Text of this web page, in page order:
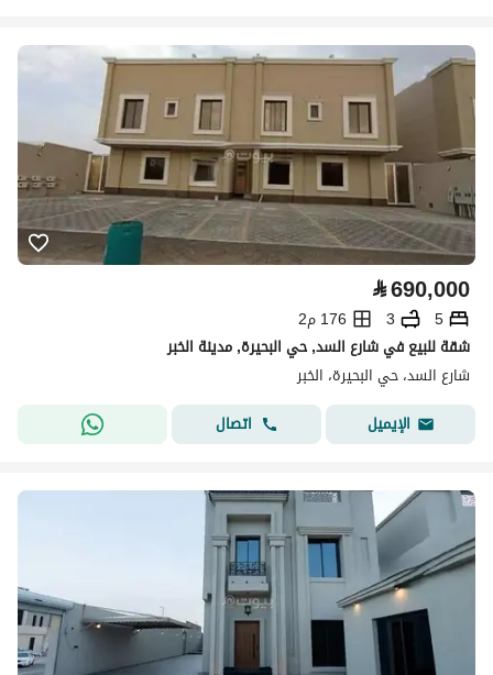
⃁690,000
5
3
176 م2
شقة للبيع في شارع السد, حي البحيرة, مدينة الخبر
شارع السد، حي البحيرة، الخبر
الإيميل
اتصال